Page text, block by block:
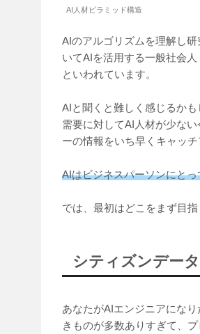
AI人材ピラミッド構造
AIのアルゴリズムを理解し
いてAIを活用する一般社会
といわれています。
AIと聞くと難しく感じるか
需要に対してAI人材が少な
ーの情報をいち早くキャッ
AIはビジネスパーソンにと
では、最初はどこをまず目
シティズンデー
あなたがAIエンジニアにな
きものが多数ありすぎて、